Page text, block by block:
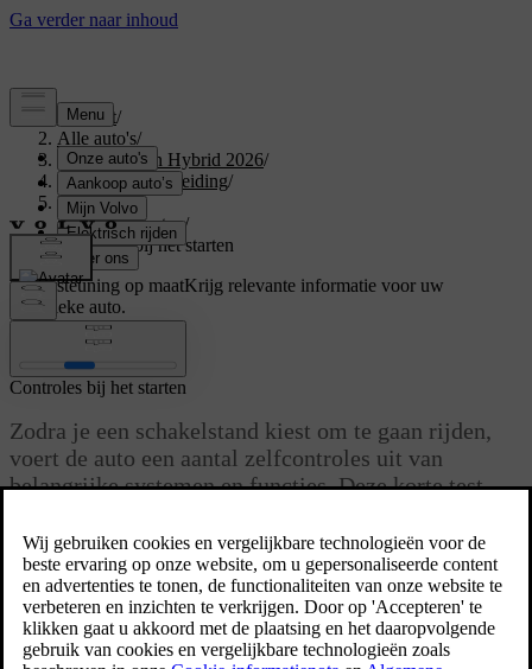
Support/
Alle auto's/
XC60 Plug-in Hybrid 2026/
Gebruikershandleiding/
Driving/
De auto starten/
Controles bij het starten
Ondersteuning op maatKrijg relevante informatie voor uw
specifieke auto.
Bijgewerkt 28/10/2024
Controles bij het starten
Zodra je een schakelstand kiest om te gaan rijden,
voert de auto een aantal zelfcontroles uit van
belangrijke systemen en functies. Deze korte test
Tijdens de startcontrole verschijnen er diverse waarschuwings- en
indicatiesymbolen op het bestuurdersdisplay. Als een van deze
waarschuwings- of indicatiesymbolen na een paar seconden niet
verdwijnt, wil dat zeggen dat er een storing is of een probleem dat je
moet verhelpen voordat je gaat rijden.